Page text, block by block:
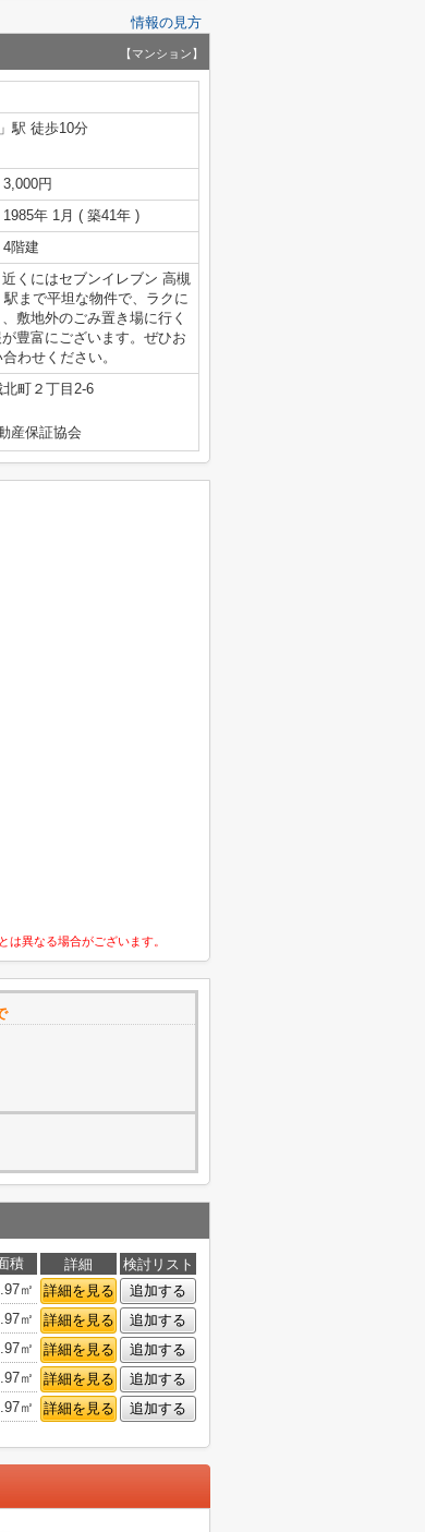
情報の見方
【マンション】
」駅 徒歩10分
3,000円
1985年 1月 ( 築41年 )
4階建
くにはセブンイレブン 高槻
まで平坦な物件で、ラクに
敷地外のごみ置き場に行く
豊富にございます。ぜひお
わせください。
町２丁目2-6
産保証協会
異なる場合がございます。
積 詳細
検討リスト
㎡ 詳細を見る
追加する
㎡ 詳細を見る
追加する
㎡ 詳細を見る
追加する
㎡ 詳細を見る
追加する
㎡ 詳細を見る 追加する